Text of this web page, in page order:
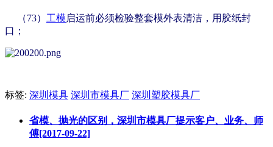
（73） 工模 启运前必须检验整套模外表清洁，用胶纸封
口；
标签: 深圳模具 深圳市模具厂 深圳塑胶模具厂
省模、抛光的区别，深圳市模具厂提示客户、业务、师
傅[2017-09-22]